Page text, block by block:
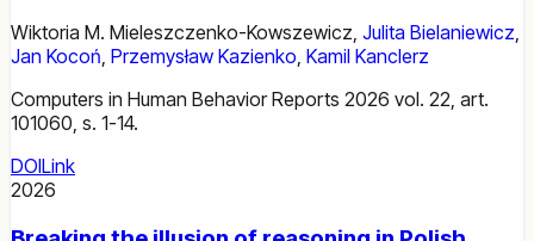
Wiktoria M. Mieleszczenko-Kowszewicz, Julita Bielaniewicz,
Jan Kocoń, Przemysław Kazienko, Kamil Kanclerz
Computers in Human Behavior Reports 2026 vol. 22, art.
101060, s. 1-14.
DOILink
2026